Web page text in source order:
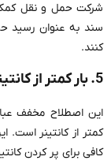
شرکت حمل و نقل کمک
سند به عنوان رسید
کنند.
5. بار کمتر از کانتینر (LCL)
کمتر از کانتینر است.
کافی برای پر کردن